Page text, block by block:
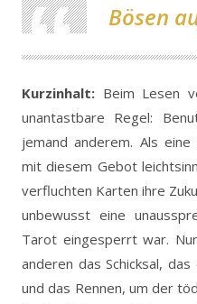
Bösen
Kurzinhalt: Beim Lesen
unantastbare Regel:
jemand anderem. Als
mit diesem Gebot
verfluchten Karten ihre
unbewusst eine
Tarot eingesperrt war.
anderen das Schicksal,
und das Rennen, um der